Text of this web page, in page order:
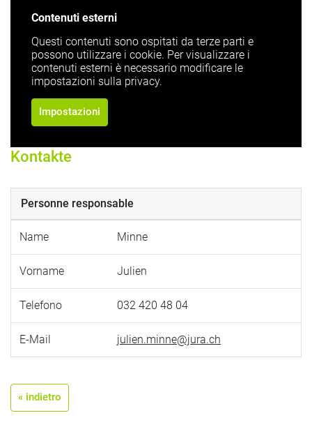
Contenuti esterni
Questi contenuti sono ospitati da terze parti e
possono utilizzare i cookie. Per visualizzare i
contenuti esterni è necessario modificare le
impostazioni sulla privacy.
Impostazioni
Kontakte
Personne responsable
Name Minne
Vorname Julien
Telefono 032 420 48 04
E-Mail julien.minne@jura.ch
« indietro